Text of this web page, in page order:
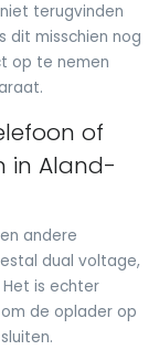
terugvinden
dit misschien nog
op te nemen
of
in Aland-
andere
dual voltage,
is echter
de oplader op